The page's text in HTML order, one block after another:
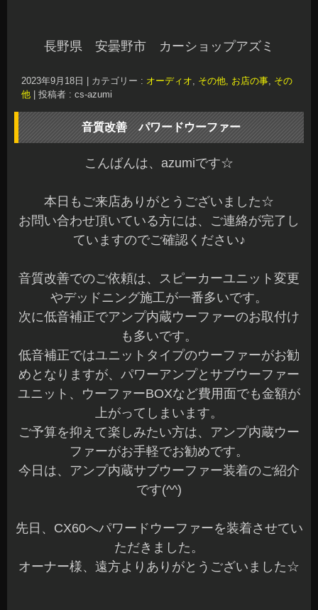
長野県 安曇野市 カーショップアズミ
2023年9月18日 カテゴリー : オーディオ, その他, お店の事, その
他
投稿者 : cs-azumi
音質改善 パワードウーファー
こんばんは、azumiです☆
本日もご来店ありがとうございました☆
お問い合わせ頂いている方には、ご連絡が完了し
ていますのでご確認ください♪
音質改善でのご依頼は、スピーカーユニット変更
やデッドニング施工が一番多いです。
次に低音補正でアンプ内蔵ウーファーのお取付け
も多いです。
低音補正ではユニットタイプのウーファーがお勧
めとなりますが、パワーアンプとサブウーファー
ユニット、ウーファーBOXなど費用面でも金額が
上がってしまいます。
ご予算を抑えて楽しみたい方は、アンプ内蔵ウー
ファーがお手軽でお勧めです。
今日は、アンプ内蔵サブウーファー装着のご紹介
です(^^)
先日、CX60へパワードウーファーを装着させてい
ただきました。
オーナー様、遠方よりありがとうございました☆